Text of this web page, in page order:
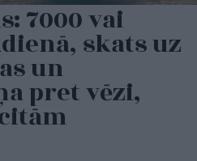
7000 vai
skats uz
un
pret vēzi,